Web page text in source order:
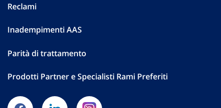
Reclami
Inadempimenti AAS
Parità di trattamento
Prodotti Partner e Specialisti Rami Preferiti